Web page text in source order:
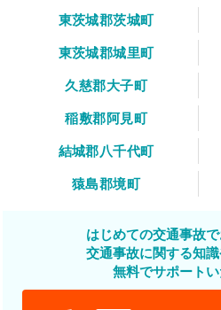
東茨城郡茨城町
東茨城郡城里町
久慈郡大子町
稲敷郡阿見町
結城郡八千代町
猿島郡境町
はじめての交通事故で
交通事故に関する知
無料でサポートい